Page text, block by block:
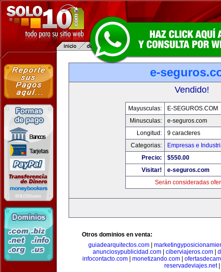
e-
Vendido!
Mayusculas:
E-SEGUROS.COM
Minusculas:
e-seguros.com
Longitud:
9 caracteres
Categorias:
Empresas e
Precio:
$550.00
Visitar!
e-seguros.com
Serán consideradas
Otros dominios en venta:
guiadearquitectos.com
anunciosypublicidad.com| ciberviajeros.com|
infocontacto.com
monetizando.com
reservadeviajes.net|